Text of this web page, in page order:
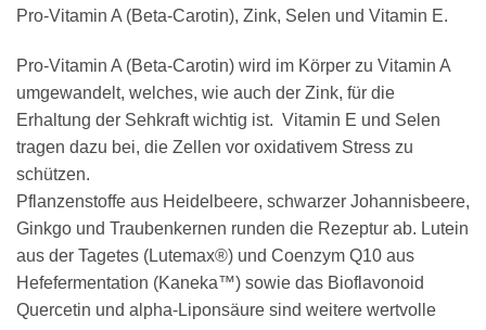
Pro-Vitamin A (Beta-Carotin), Zink, Selen und Vitamin E.
Pro-Vitamin A (Beta-Carotin) wird im Körper zu Vitamin A
umgewandelt, welches, wie auch der Zink, für die
Erhaltung der Sehkraft wichtig ist. Vitamin E und Selen
tragen dazu bei, die Zellen vor oxidativem Stress zu
schützen.
Pflanzenstoffe aus Heidelbeere, schwarzer Johannisbeere,
Ginkgo und Traubenkernen runden die Rezeptur ab. Lutein
aus der Tagetes (Lutemax®) und Coenzym Q10 aus
Hefefermentation (Kaneka™) sowie das Bioflavonoid
Quercetin und alpha-Liponsäure sind weitere wertvolle